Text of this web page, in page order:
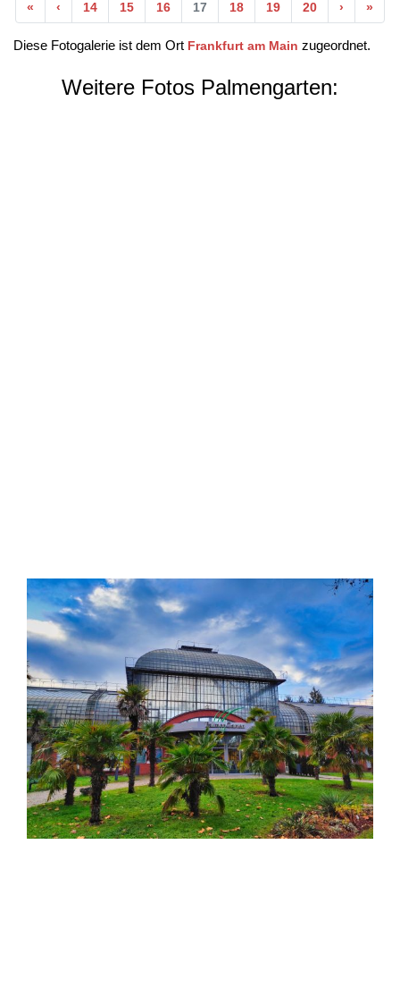
« Anfang
‹ Vorherige
14 15 16 17 18 19 20 › Nächste
»
Diese Fotogalerie ist dem Ort Frankfurt am Main zugeordnet.
Weitere Fotos Palmengarten: